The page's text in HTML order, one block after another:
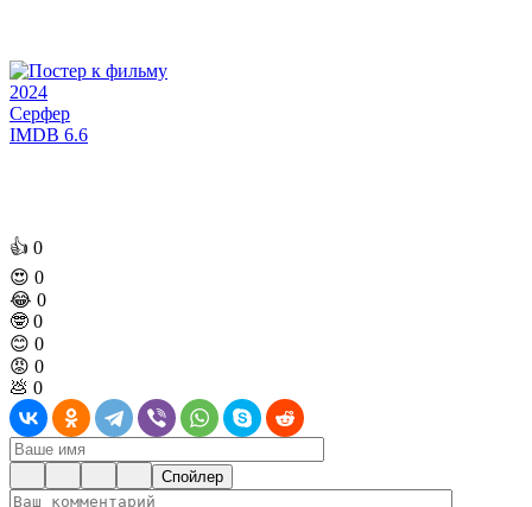
2024
Серфер
IMDB 6.6
👍 0
😍 0
😂 0
🤓 0
😊 0
😡 0
💩 0
Спойлер